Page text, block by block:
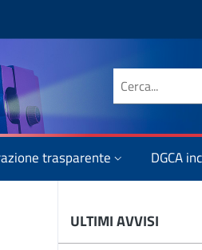
Cerca nel sito
trasparente DGCA
ULTIMI AVVISI